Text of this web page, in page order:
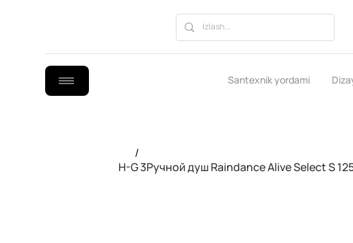
Santexnik yordami
/
H-G 3Ручной душ Raindance Alive Select S